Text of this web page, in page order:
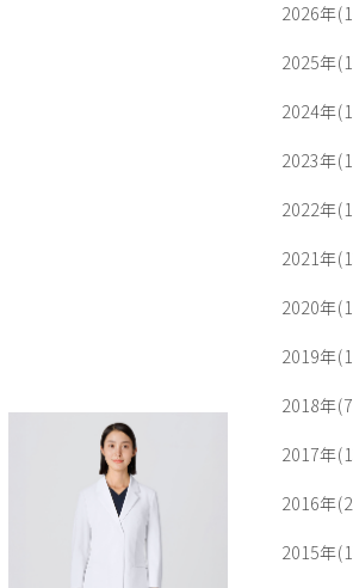
2026年
2025年
2024年
2023年
2022年
2021年
2020年
2019年
2018年
2017年
2016年
2015年